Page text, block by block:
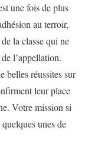
une fois de plus
au terroir,
la classe qui ne
l’appellation.
belles réussites sur
leur place
Votre mission si
unes de